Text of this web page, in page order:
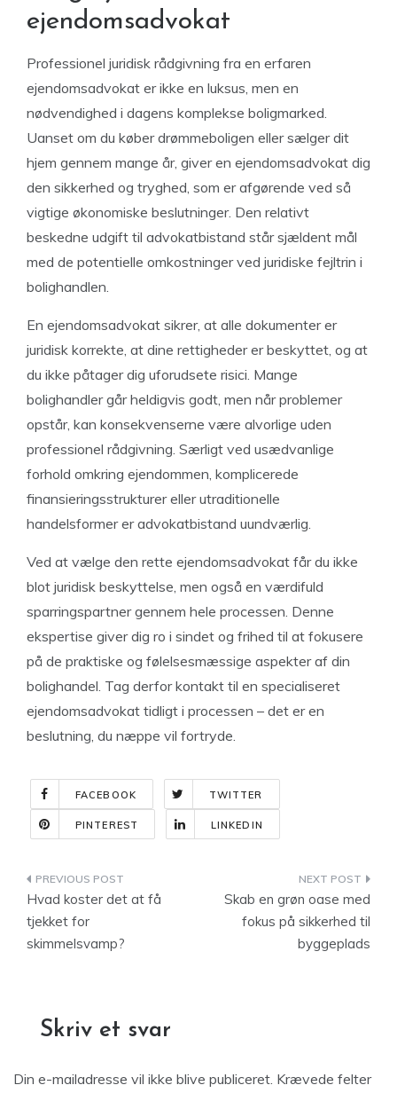
ejendomsadvokat
Professionel juridisk rådgivning fra en erfaren
ejendomsadvokat er ikke en luksus, men en
nødvendighed i dagens komplekse boligmarked.
Uanset om du køber drømmeboligen eller sælger dit
hjem gennem mange år, giver en ejendomsadvokat dig
den sikkerhed og tryghed, som er afgørende ved så
vigtige økonomiske beslutninger. Den relativt
beskedne udgift til advokatbistand står sjældent mål
med de potentielle omkostninger ved juridiske fejltrin i
bolighandlen.
En ejendomsadvokat sikrer, at alle dokumenter er
juridisk korrekte, at dine rettigheder er beskyttet, og at
du ikke påtager dig uforudsete risici. Mange
bolighandler går heldigvis godt, men når problemer
opstår, kan konsekvenserne være alvorlige uden
professionel rådgivning. Særligt ved usædvanlige
forhold omkring ejendommen, komplicerede
finansieringsstrukturer eller utraditionelle
handelsformer er advokatbistand uundværlig.
Ved at vælge den rette ejendomsadvokat får du ikke
blot juridisk beskyttelse, men også en værdifuld
sparringspartner gennem hele processen. Denne
ekspertise giver dig ro i sindet og frihed til at fokusere
på de praktiske og følelsesmæssige aspekter af din
bolighandel. Tag derfor kontakt til en specialiseret
ejendomsadvokat tidligt i processen – det er en
beslutning, du næppe vil fortryde.
FACEBOOK TWITTER
PINTEREST LINKEDIN
Indlægsnavigation
Hvad koster det at få
tjekket for
skimmelsvamp?
Skab en grøn oase med
fokus på sikkerhed til
byggeplads
Skriv et svar
Din e-mailadresse vil ikke blive publiceret. Krævede felter